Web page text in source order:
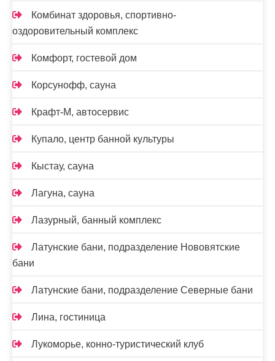
Комбинат здоровья, спортивно-
оздоровительный комплекс
Комфорт, гостевой дом
Корсунофф, сауна
Крафт-М, автосервис
Купало, центр банной культуры
Кыстау, сауна
Лагуна, сауна
Лазурный, банный комплекс
Латунские бани, подразделение Нововятские
бани
Латунские бани, подразделение Северные бани
Лина, гостиница
Лукоморье, конно-туристический клуб